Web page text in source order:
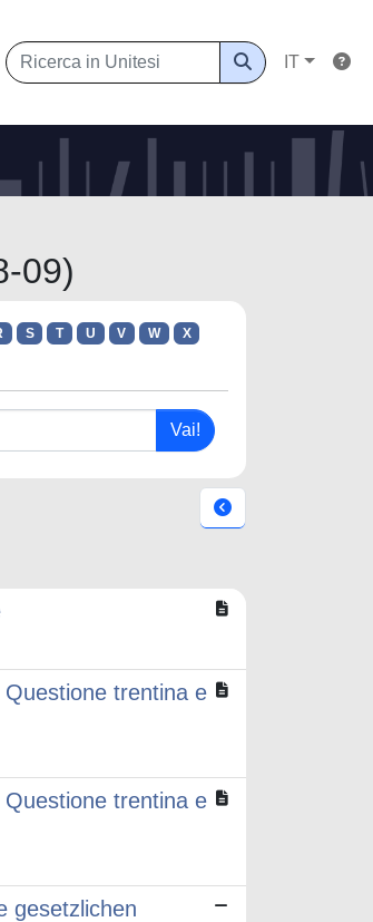
IT
09)
S T U V W
X
trentina e
trentina e
gesetzlichen